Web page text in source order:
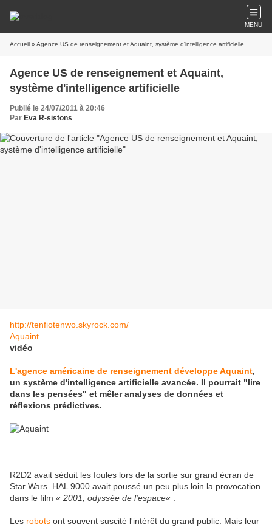
MENU
Accueil » Agence US de renseignement et Aquaint, système d'intelligence artificielle
Agence US de renseignement et Aquaint,
système d'intelligence artificielle
Publié le 24/07/2011 à 20:46
Par Eva R-sistons
http://tenfiotenwo.skyrock.com/
Aquaint
vidéo
L'agence américaine de renseignement développe Aquaint,
un système d'intelligence artificielle avancée. Il pourrait "lire
dans les pensées" et mêler analyses de données et
réflexions prédictives.
R2D2 avait séduit les foules lors de la sortie sur grand écran de
Star Wars. HAL 9000 avait poussé un peu plus loin la provocation
dans le film « 2001, odyssée de l'espace« .
Les robots ont souvent suscité l'intérêt du grand public. Mais leur